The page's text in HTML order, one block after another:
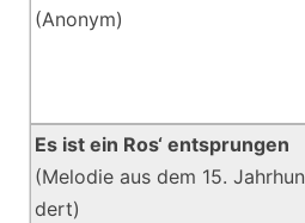
(Anonym)
Es ist ein Ros‘ entsprungen
(Melodie aus dem 15. Jahrhun
dert)